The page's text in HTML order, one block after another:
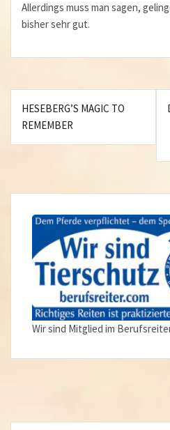
Allerdings muss man sagen,
bisher sehr gut.
HESEBERG’S MAGIC TO
REMEMBER
Wir sind Mitglied im